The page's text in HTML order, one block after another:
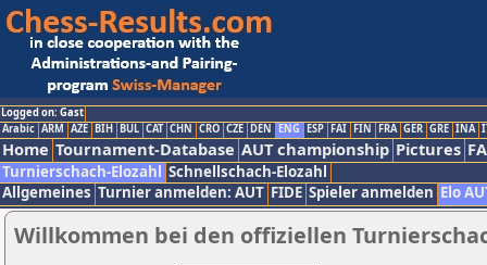
Logged on: Gast
Arabic ARM AZE BIH BUL CAT CHN CRO CZE DEN ENG ESP FAI FIN FRA GER GRE INA
Home Tournament-Database AUT championship Pictures
Turnierschach-Elozahl Schnellschach-Elozahl
Allgemeines Turnier anmelden: AUT FIDE Spieler anmelden Elo
Willkommen bei den offiziellen